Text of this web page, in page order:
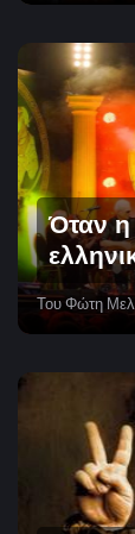
Όταν η
Του Φώτη